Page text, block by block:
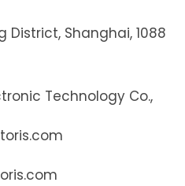
District, Shanghai,
Technology Co.,